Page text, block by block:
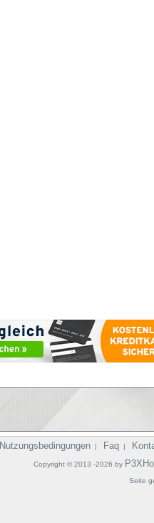
Nutzungsbedingungen | Faq |
Copyright © 2013 -2026 by
Seite